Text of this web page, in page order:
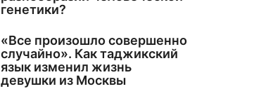
генетики?
«Все произошло совершенно
случайно». Как таджикский
язык изменил жизнь
девушки из Москвы